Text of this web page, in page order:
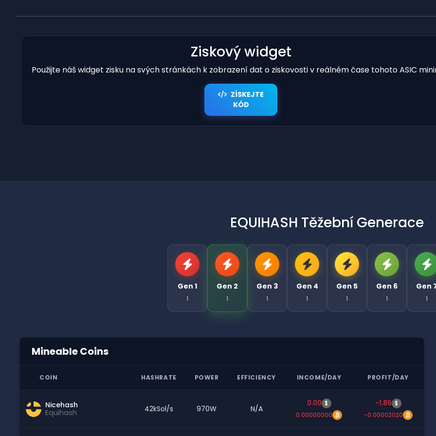
Ziskový widget
Použijte náš widget zisku na svých stránkách k zobrazení dat o ziskovosti v reálném čase tohoto ASIC
ZÍSKEJTE
KÓD
EQUIHASH Těžební Generace
Gen 1
1
Gen 2
1
Gen 3
1
Gen 4
1
Gen 5
1
Gen 6
1
Gen
1
Mineable Coins
COIN HASHRATE POWER EFFICIENCY INCOME/DAY PROFIT/DAY
Nicehash
Equihash
42kSol/s 970W N/A
0.00 $
0.00000000
-1.86 $
-0.00002020